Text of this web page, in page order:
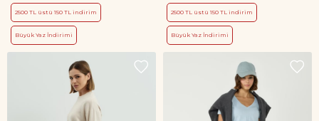
2500 TL üstü 150 TL indirim
Büyük Yaz İndirimi
2500 TL üstü 150 TL indirim
Büyük Yaz İndirimi